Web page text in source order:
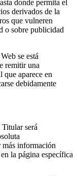
donde permita el
derivados de la
que vulneren
o sobre publicidad
se está
remitir una
aparece en
debidamente
Titular será
información
la página específica